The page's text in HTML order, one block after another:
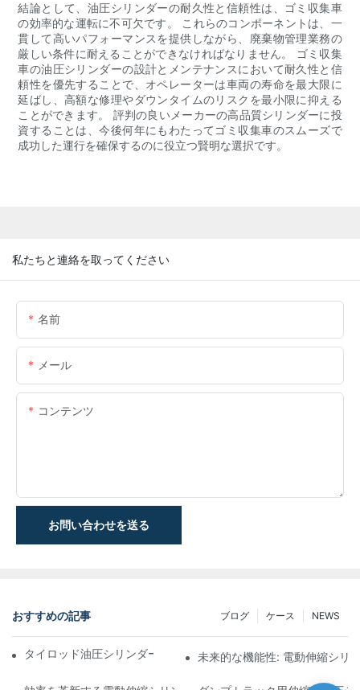
結論として、油圧シリンダーの耐久性と信頼性は、ゴミ収集車
の効率的な運転に不可欠です。 これらのコンポーネントは、一
貫して高いパフォーマンスを提供しながら、廃棄物管理業務の
厳しい条件に耐えることができなければなりません。 ゴミ収集
車の油圧シリンダーの設計とメンテナンスにおいて耐久性と信
頼性を優先することで、オペレーターは車両の寿命を最大限に
延ばし、高額な修理やダウンタイムのリスクを最小限に抑える
ことができます。 評判の良いメーカーの高品質シリンダーに投
資することは、今後何年にもわたってゴミ収集車のスムーズで
成功した運行を確保するのに役立つ賢明な選択です。
私たちと連絡を取ってください
名前
メール
コンテンツ
お問い合わせを送る
おすすめの記事 NEWS
ケース
ブログ
タイロッド油圧シリンダーの機能と重要性を理解する
未来的な機能性: 電動伸縮シリ